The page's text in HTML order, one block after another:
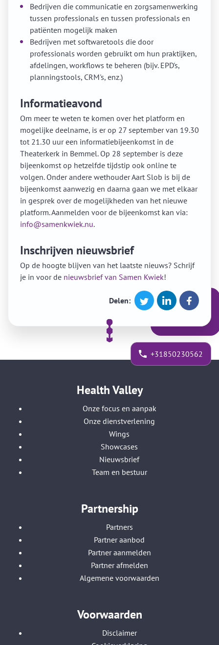
Bedrijven die communicatie en zorgsamenwerking
tussen professionals en tussen professionals en
patiënten mogelijk maken
Bedrijven met softwaretools die door
professionals worden gebruikt om hun praktijken,
afdelingen, workflows te beheren (bijv. EPD's,
planningstools, CRM's, enz.)
Informatieavond
Om meer te weten te komen over het platform en
mogelijke deelname, is er op 27 september van 19.30
tot 21.30 uur een informatiebijeenkomst in de
Theaterkerk in Bemmel. Op 28 september is deze
bijeenkomst op hetzelfde tijdstip ook online te
volgen. Onder andere wethouder Aart Slob is bij de
bijeenkomst aanwezig en daarna gaan we met elkaar
in gesprek over de mogelijkheden van het nieuwe
platform. Aanmelden voor de bijeenkomst kan via:
info@samenkwiek.nu.
Inschrijven nieuwsbrief
Op de hoogte blijven van het laatste nieuws? Schrijf
je in voor de nieuwsbrief van Samen Kwiek!
Delen:
+31850230562
Health Valley
Onze focus en aanpak
Onze dienstverlening
Wings
Showcases
Nieuwsbrief
Team en bestuur
Partnership
Partners
Partner aanbod
Partner aanmelden
Partner afmelden
Algemene voorwaarden
Voorwaarden
Disclaimer